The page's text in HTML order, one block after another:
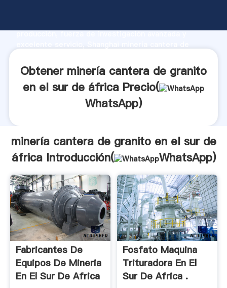
producción, fuerza de investigación avanzada y
aporta valores a todos los clientes.
Obtener minería cantera de granito
en el sur de áfrica Precio(
WhatsApp)
minería cantera de granito en el sur de
áfrica Introducción(
WhatsApp)
Fabricantes De
Equipos De Mineria
En El Sur De Africa
Fosfato Maquina
Trituradora En El
Sur De Africa .